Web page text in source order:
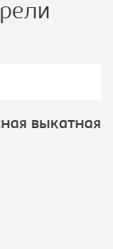
выкатная